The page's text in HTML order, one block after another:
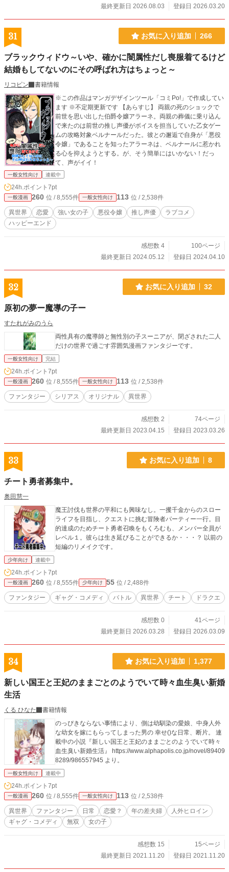
最終更新日 2026.08.03
登録日 2026.03.20
31 お気に入り追加 266
ブラックウィドウ～いや、確かに闇属性だし喪服着てるけど
結婚もしてないのにその呼ばれ方はちょっと～
リコピン
書籍情報
※この作品はマンガデザインツール「コミPo!」で作成してい
ます ※不定期更新です 【あらすじ】 両親の死のショックで
前世を思い出した伯爵令嬢アラーネ。両親の葬儀に乗り込ん
で来たのは前世の推し声優がボイスを担当していた乙女ゲー
ムの攻略対象ベルナールだった。彼との邂逅で自身が「悪役
令嬢」であることを知ったアラーネは、ベルナールに惹かれ
る心を抑えようとする。が、そう簡単にはいかない！だっ
て、声がイイ！
一般女性向け 連載中
24h.ポイント 7pt
一般漫画 260 位 / 8,555件 一般女性向け 113 位 / 2,538件
異世界 恋愛 強い女の子 悪役令嬢 推し声優
ラブコメ
ハッピーエンド
感想数 4
100ページ
最終更新日 2024.05.12
登録日 2024.04.10
32 お気に入り追加 32
原初の夢ー魔導の子ー
すたれがみのうら
両性具有の魔導師と無性別の子スーニアが、閉ざされた二人
だけの世界で過ごす雰囲気漫画ファンタジーです。
一般女性向け 完結
24h.ポイント 7pt
一般漫画 260 位 / 8,555件 一般女性向け 113 位 / 2,538件
ファンタジー シリアス オリジナル 異世界
感想数 2
74ページ
最終更新日 2023.04.15
登録日 2023.03.26
33 お気に入り追加 8
チート勇者募集中。
奥田慧一
魔王討伐も世界の平和にも興味なし。一攫千金からのスロー
ライフを目指し、クエストに挑む冒険者パーティー一行。目
的達成のためチート勇者召喚をもくろむも、メンバー全員が
レベル１。彼らは生き延びることができるか・・・？ 以前の
短編のリメイクです。
少年向け 連載中
24h.ポイント 7pt
一般漫画 260 位 / 8,555件 少年向け 55 位 / 2,488件
ファンタジー ギャグ・コメディ バトル 異世界 チート ドラクエ
感想数 0
41ページ
最終更新日 2026.03.28
登録日 2026.03.09
34 お気に入り追加 1,377
新しい国王と王妃のままごとのようでいて時々血生臭い新婚
生活
くる ひなた
書籍情報
のっぴきならない事情により、側は幼馴染の愛娘、中身人外
な幼女を嫁にもらってしまった男の 幸せ()な日常、断片。 連
載中の小説『新しい国王と王妃のままごとのようでいて時々
血生臭い新婚生活』 https://www.alphapolis.co.jp/novel/89409
8289/986557945 より。
一般女性向け 連載中
24h.ポイント 7pt
一般漫画 260 位 / 8,555件 一般女性向け 113 位 / 2,538件
異世界 ファンタジー 日常 恋愛？ 年の差夫婦
人外ヒロイン
ギャグ・コメディ
無双 女の子
感想数 15
15ページ
最終更新日 2021.11.20
登録日 2021.11.20